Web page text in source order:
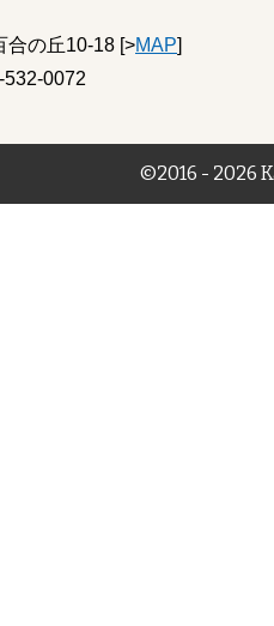
合の丘10-18 [>MAP]
0072
©2016 - 2026